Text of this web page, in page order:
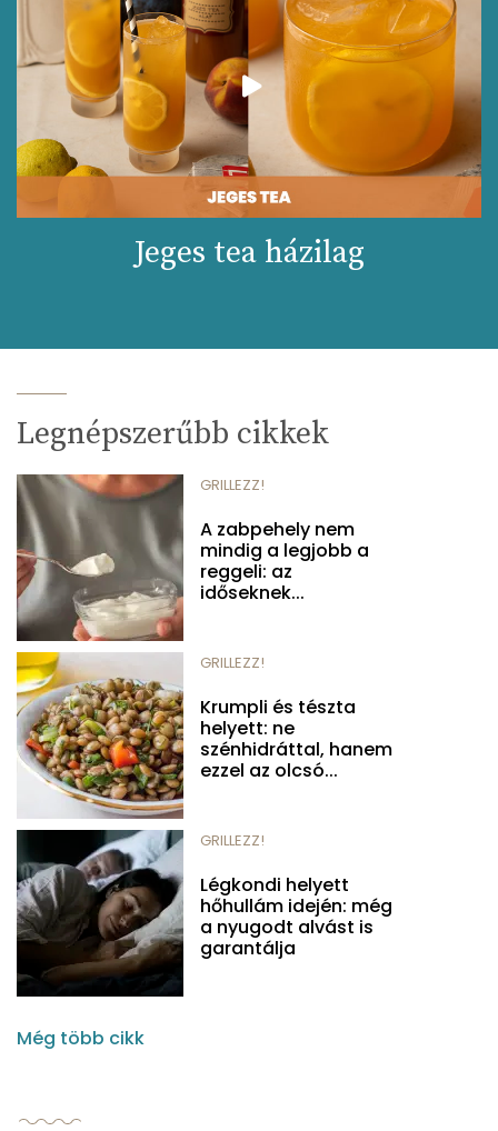
Jeges tea házilag
Legnépszerűbb cikkek
GRILLEZZ!
A zabpehely nem
mindig a legjobb a
reggeli: az
időseknek...
GRILLEZZ!
Krumpli és tészta
helyett: ne
szénhidráttal, hanem
ezzel az olcsó...
GRILLEZZ!
Légkondi helyett
hőhullám idején: még
a nyugodt alvást is
garantálja
Még több cikk